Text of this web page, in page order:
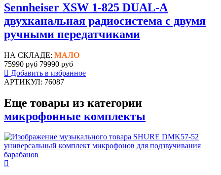
Sennheiser XSW 1-825 DUAL-A
двухканальная радиосистема с двумя
ручными передатчиками
НА СКЛАДЕ: МАЛО
75990 руб 79990 руб
Добавить в избранное
АРТИКУЛ: 76087
Еще товары из категории
микрофонные комплекты